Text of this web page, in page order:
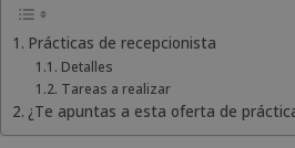
Prácticas de recepcionista
Detalles
Tareas a realizar
¿Te apuntas a esta oferta de